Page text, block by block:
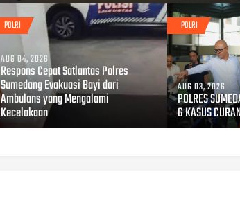
POLRI
AUG 04, 2026
Respons Cepat Satlantas Polres
Sumedang Evakuasi Bayi dari
Ambulans yang Mengalami
Kecelakaan
POLRI
AUG 03, 2026
POLRES
6 KASUS